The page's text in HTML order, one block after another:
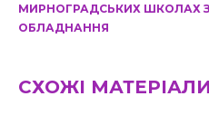
МИРНОГРАДСЬКИХ ШКОЛАХ
ОБЛАДНАННЯ
СХОЖІ МАТЕРІАЛИ